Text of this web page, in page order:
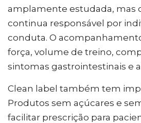
amplamente estudada, mas
continua responsável por
conduta. O
força, volume de treino,
sintomas gastrointestinais e
Clean label também tem
Produtos sem açúcares e
facilitar prescrição para